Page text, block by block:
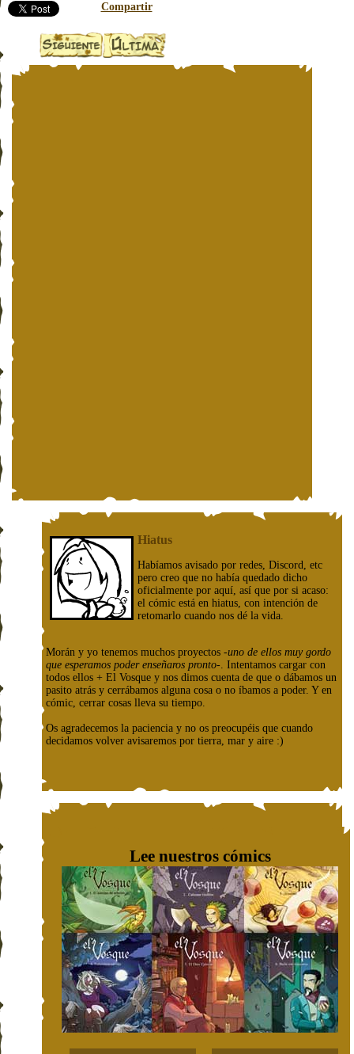
Compartir
Hiatus
Habíamos avisado por redes, Discord, etc
pero creo que no había quedado dicho
oficialmente por aquí, así que por si acaso:
el cómic está en hiatus, con intención de
retomarlo cuando nos dé la vida.
Morán y yo tenemos muchos proyectos -uno de ellos muy gordo
que esperamos poder enseñaros pronto- . Intentamos cargar con
todos ellos + El Vosque y nos dimos cuenta de que o dábamos un
pasito atrás y cerrábamos alguna cosa o no íbamos a poder. Y en
cómic, cerrar cosas lleva su tiempo.
Os agradecemos la paciencia y no os preocupéis que cuando
decidamos volver avisaremos por tierra, mar y aire :)
Lee nuestros cómics